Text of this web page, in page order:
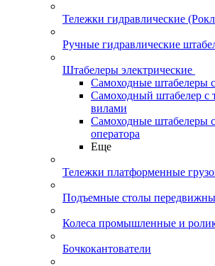
Тележки гидравлические
Ручные гидравлические
Штабелеры электрические
Самоходные штабелеры
Самоходный штабелер с
вилами
Самоходные штабелеры
оператора
Еще
Тележки платформенные
Подъемные столы
Колеса промышленные и
Бочкокантователи